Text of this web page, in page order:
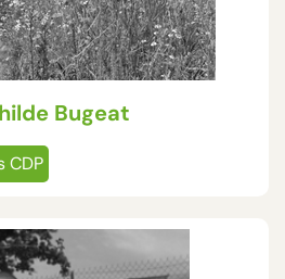
Bugeat
CDP